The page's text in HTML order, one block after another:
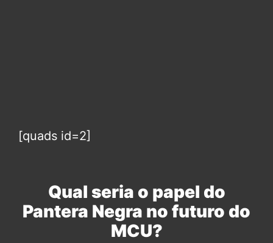
[quads id=2]
Qual seria o papel do
Pantera Negra no futuro do
MCU?